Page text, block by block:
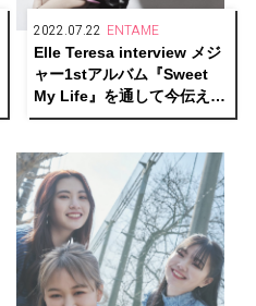
2022.07.22 ENTAME
Elle Teresa interview メジ
ャー1stアルバム『Sweet
My Life』を通して今伝えた
いことーーそして変わらな